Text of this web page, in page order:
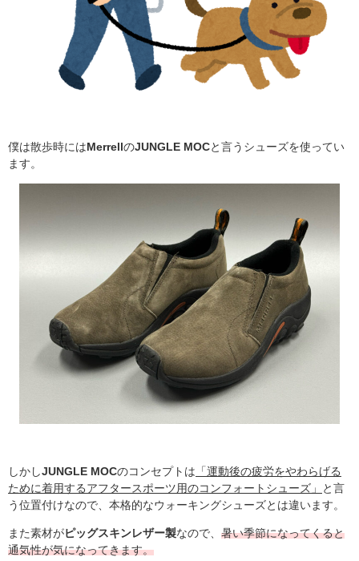
僕は散歩時にはMerrellのJUNGLE MOC と言うシューズを使ってい
ます。
しかし JUNGLE MOCのコンセプト は 「運動後の疲労をやわらげる
ために着用するアフタースポーツ用のコンフォートシューズ」
と言
う位置付けなので、本格的なウォーキングシューズとは違います。
また素材がピッグスキンレザー製なので、 暑い季節になってくると
通気性が気になってきます。